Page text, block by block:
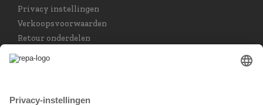
Privacy instellingen
Verkoopsvoorwaarden
Retour onderdelen